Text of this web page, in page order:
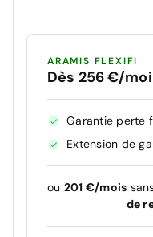
ARAMIS FLEXIFI
Dès 256 €/
Garantie perte
Extension de
ou 201 €/mois
de